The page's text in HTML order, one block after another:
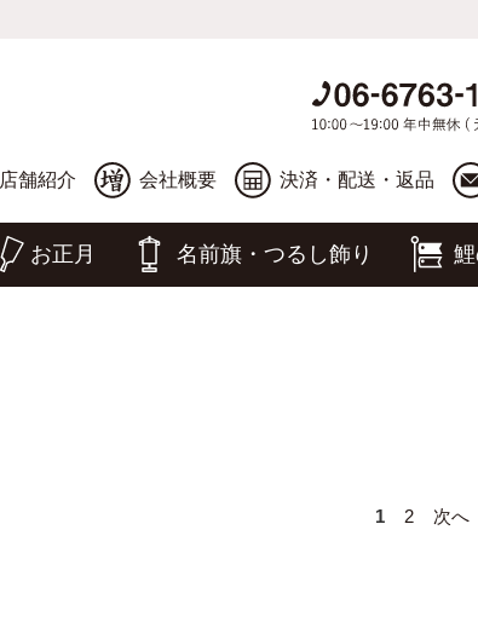
店舗紹介 会社概要 決済・配送・返品
お正月 名前旗・つるし飾り
1 2 次へ